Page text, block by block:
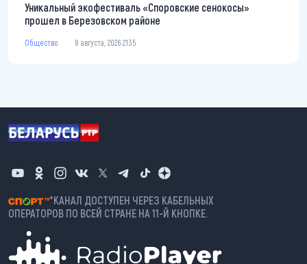
Уникальный экофестиваль «Споровские сенокосы»
прошел в Березовском районе
Общество 8 августа, 2026 21:35
*КАНАЛ ДОСТУПЕН ЧЕРЕЗ КАБЕЛЬНЫХ
ОПЕРАТОРОВ ПО ВСЕЙ СТРАНЕ НА 11-Й КНОПКЕ.